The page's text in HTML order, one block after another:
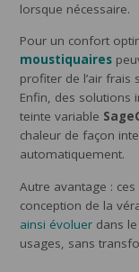
lorsque nécessaire.
Pour un confort
moustiquaires
profiter de l’air frais
Enfin, des solutions
teinte variable
chaleur de façon
automatiquement.
Autre avantage :
conception de la
ainsi évoluerdans le
usages, sans